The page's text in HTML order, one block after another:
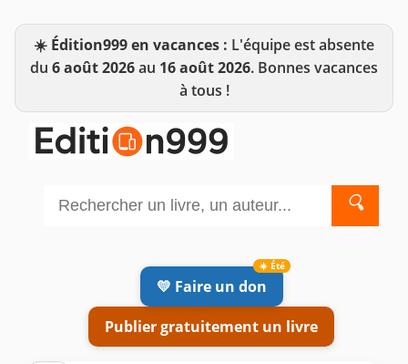
☀️ Édition999 en vacances : L'équipe est absente
du 6 août 2026au 16 août 2026. Bonnes vacances
à tous !
🔍
💛 Faire un don
Publier gratuitement un livre